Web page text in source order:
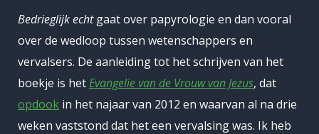
Bedrieglijk echtgaat over papyrologie en dan vooral
over de wedloop tussen wetenschappers en
vervalsers. De aanleiding tot het schrijven van het
boekje is hetEvangelie van de Vrouw van Jezus, dat
opdook in het najaar van 2012 en waarvan al na drie
weken vaststond dat het een vervalsing was. Ik heb